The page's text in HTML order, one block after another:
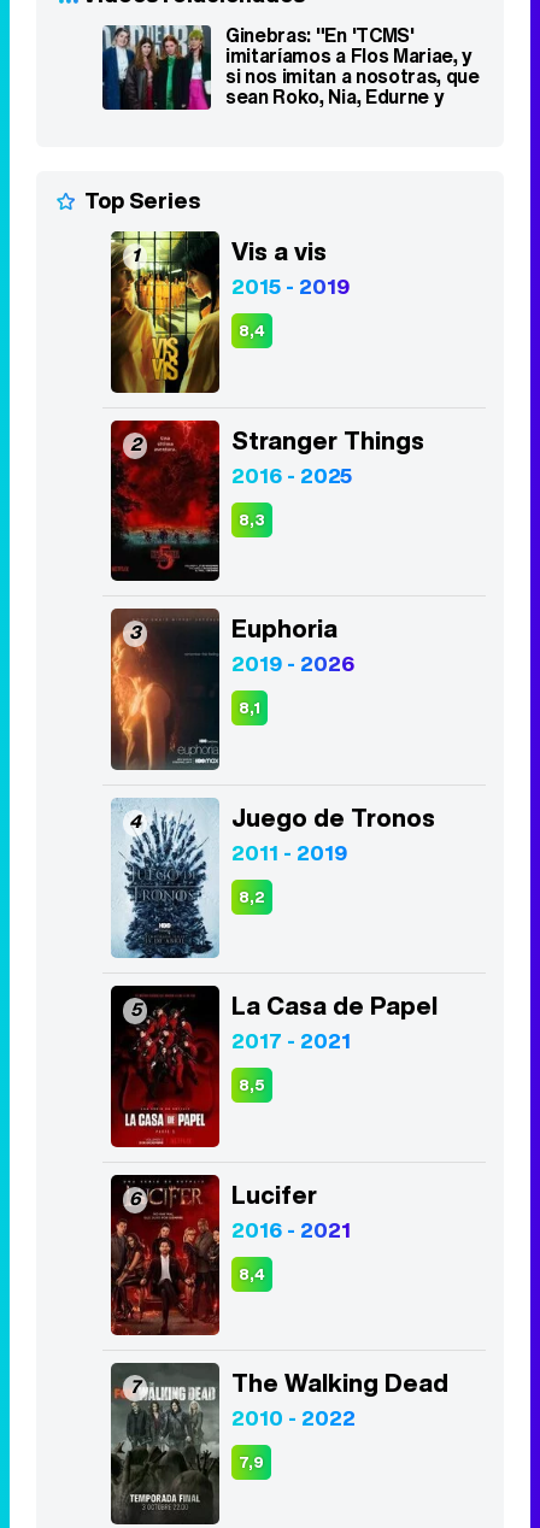
Top Series
1 Vis a vis
2 Stranger Things
2016 - 2025
8,3
3 Euphoria
2019 - 2026
8,1
4 Juego de Tronos
2011 - 2019
8,2
5 La Casa de Papel
2017 - 2021
8,5
6 Lucifer
2016 - 2021
8,4
7 The Walking Dead
2010 - 2022
7,9
8 The Good Doctor
2017 - 2024
8,4